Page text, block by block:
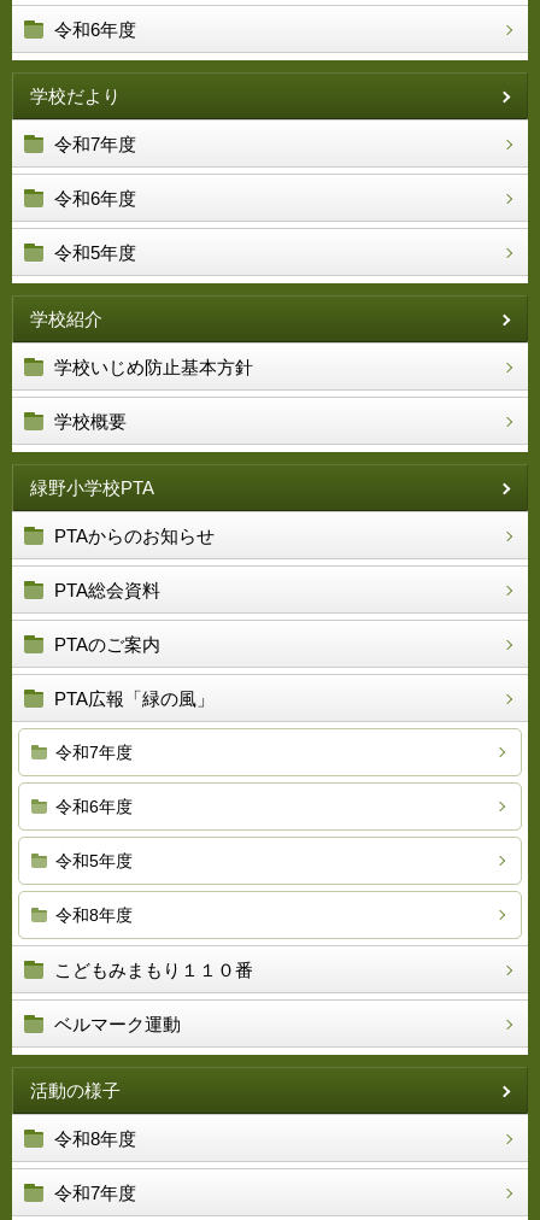
令和6年度
学校だより
令和7年度
令和6年度
令和5年度
学校紹介
学校いじめ防止基本方針
学校概要
緑野小学校PTA
PTAからのお知らせ
PTA総会資料
PTAのご案内
PTA広報「緑の風」
令和7年度
令和6年度
令和5年度
令和8年度
こどもみまもり１１０番
ベルマーク運動
活動の様子
令和8年度
令和7年度